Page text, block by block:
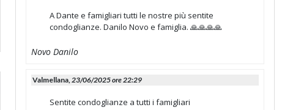
A Dante e famigliari tutti le nostre più sentite
condoglianze. Danilo Novo e famiglia. 🙏🙏🙏🙏
Novo Danilo
Valmellana,23/06/2025 ore 22:29
Sentite condoglianze a tutti i famigliari